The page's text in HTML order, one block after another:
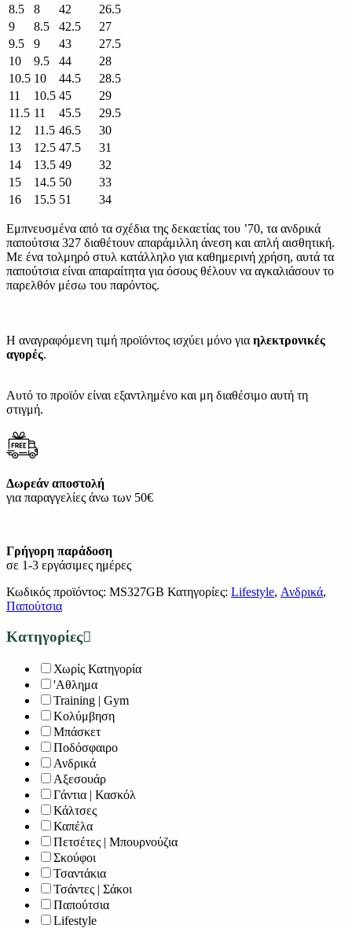
8.5
8 42
26.5
9
8.5 42.5
27
9.5
9 43
27.5
10
9.5 44
28
10.5 10 44.5
28.5
11
10.5 45
29
11.5 11 45.5
29.5
12
11.5 46.5
30
13
12.5 47.5
31
14
13.5 49
32
15
14.5 50
33
16
15.5 51 34
Εμπνευσμένα από τα σχέδια της δεκαετίας του ’70, τα ανδρικά
παπούτσια 327 διαθέτουν απαράμιλλη άνεση και απλή αισθητική.
Με ένα τολμηρό στυλ κατάλληλο για καθημερινή χρήση, αυτά τα
παπούτσια είναι απαραίτητα για όσους θέλουν να αγκαλιάσουν το
παρελθόν μέσω του παρόντος.
Η αναγραφόμενη τιμή προϊόντος ισχύει μόνο για ηλεκτρονικές
αγορές.
Αυτό το προϊόν είναι εξαντλημένο και μη διαθέσιμο αυτή τη
στιγμή.
Δωρεάν αποστολή
για παραγγελίες άνω των 50€
Γρήγορη παράδοση
σε 1-3 εργάσιμες ημέρες
Κωδικός προϊόντος: MS327GB Κατηγορίες: Lifestyle, Ανδρικά,
Παπούτσια
Κατηγορίες
Χωρίς Κατηγορία
'Αθλημα
Training | Gym
Κολύμβηση
Μπάσκετ
Ποδόσφαιρο
Ανδρικά
Αξεσουάρ
Γάντια | Κασκόλ
Κάλτσες
Καπέλα
Πετσέτες | Μπουρνούζια
Σκούφοι
Τσαντάκια
Τσάντες | Σάκοι
Παπούτσια
Lifestyle